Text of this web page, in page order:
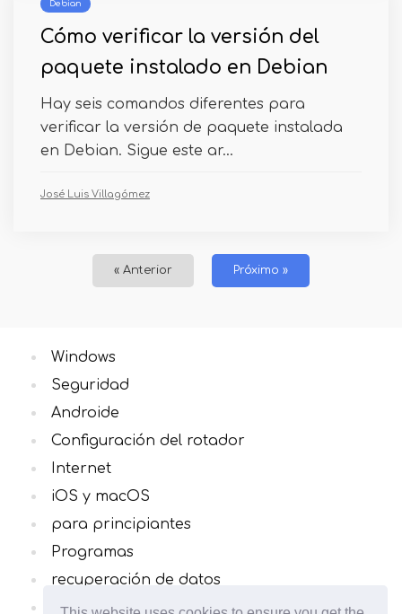
Debian
Cómo verificar la versión del
paquete instalado en Debian
Hay seis comandos diferentes para
verificar la versión de paquete instalada
en Debian. Sigue este ar...
José Luis Villagómez
« Anterior Próximo »
Windows
Seguridad
Androide
Configuración del rotador
Internet
iOS y macOS
para principiantes
Programas
recuperación de datos
Todas las categorias